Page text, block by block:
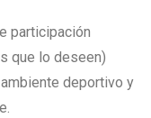
participación
que lo deseen)
deportivo y